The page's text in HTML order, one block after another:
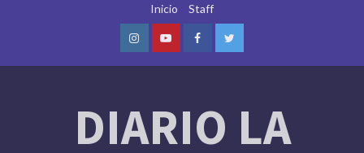
Inicio Staff
InstagramYoutubeFacebookTwitter
DIARIO LA